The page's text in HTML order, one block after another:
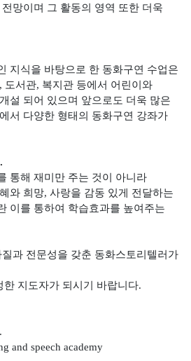
망이며 그 활동의 영역 또한 더욱
지식을 바탕으로 한 동화구연 수업은
도서관, 복지관 등에서 어린이와
설 되어 있으며 앞으로도 더욱 많은
서 다양한 형태의 동화구연 강좌가
통해 재미만 주는 것이 아니라
와 희망, 사랑을 감동 있게 전달하는
이를 통하여 학습효과를 높여주는
과 전문성을 갖춘 동화스토리텔러가
지도자가 되시기 바랍니다.
and speech academy